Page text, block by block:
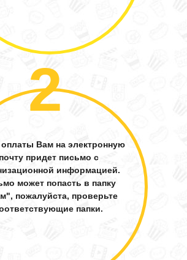
2
Вам на электронную
почту придет письмо с
информацией.
может попасть в папку
пожалуйста, проверьте
папки.